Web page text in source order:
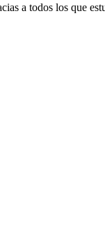
a todos los que